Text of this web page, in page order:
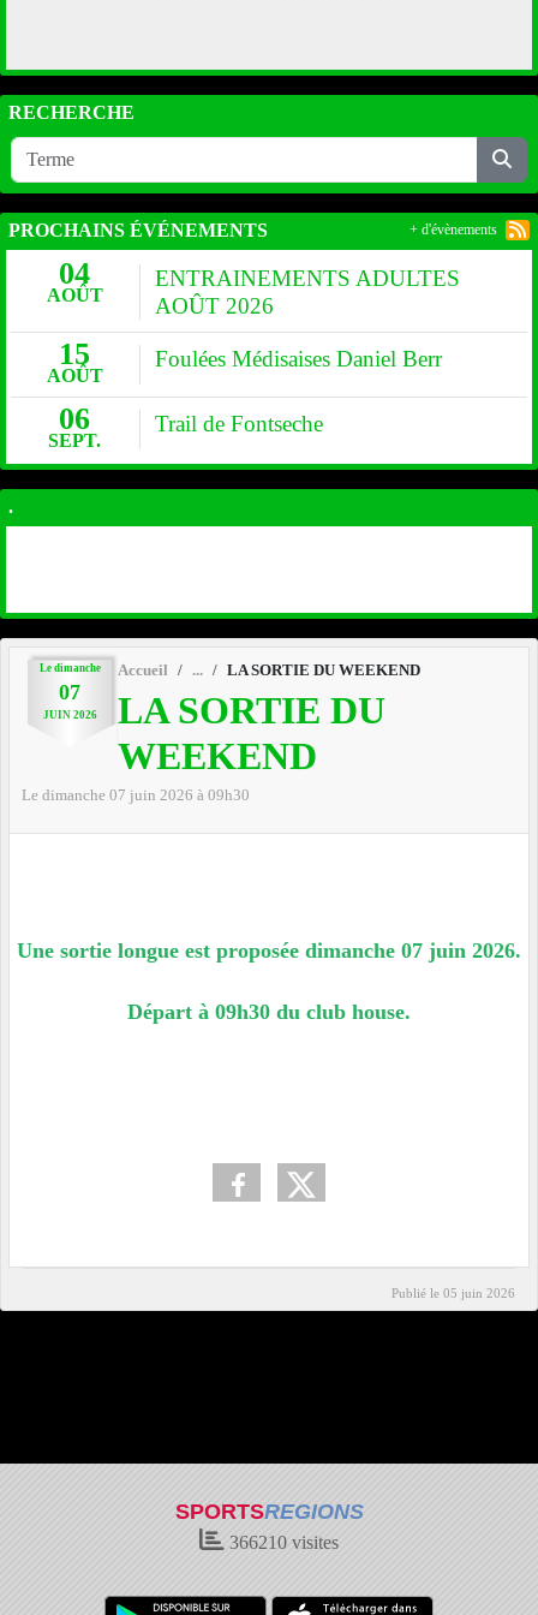
Le dimanche
07
JUIN 2026
Accueil LA SORTIE DU WEEKEND
LA SORTIE DU
WEEKEND
Le dimanche 07 juin 2026 à 09h30
Une sortie longue est proposée dimanche 07 juin 2026.
Départ à 09h30 du club house.
Publié le 05 juin 2026
RECHERCHE
PROCHAINS ÉVÉNEMENTS
04
AOÛT
ENTRAINEMENTS ADULTES
AOÛT 2026
15
AOÛT
Foulées Médisaises Daniel Berr
06
SEPT.
Trail de Fontseche
+ d'évènements
.
SPORTSREGIONS
366210 visites